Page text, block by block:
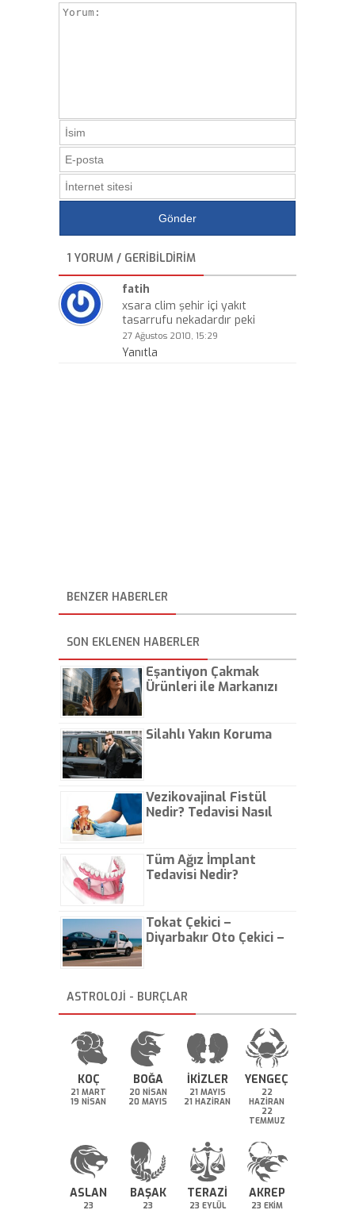
1 YORUM / GERIBILDIRIM
fatih
xsara clim şehir içi yakıt
tasarrufu nekadardır peki
27 Ağustos 2010, 15:29
Yanıtla
BENZER HABERLER
SON EKLENEN HABERLER
Eşantiyon Çakmak
Ürünleri ile Markanızı
Silahlı Yakın Koruma
Vezikovajinal Fistül
Nedir? Tedavisi Nasıl
Tüm Ağız İmplant
Tedavisi Nedir?
Tokat Çekici –
Diyarbakır Oto Çekici –
ASTROLOJİ - BURÇLAR
KOÇ
21 MART
19 NİSAN
BOĞA
20 NİSAN
20 MAYIS
İKİZLER
21 MAYIS
21 HAZİRAN
YENGEÇ
22
HAZİRAN
22
TEMMUZ
ASLAN
23
BAŞAK
23
TERAZİ
23 EYLÜL
AKREP
23 EKİM